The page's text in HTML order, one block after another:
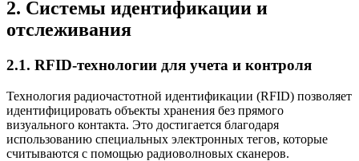
2. Системы идентификации и
отслеживания
2.1. RFID-технологии для учета и контроля
Технология радиочастотной идентификации (RFID) позволяет
идентифицировать объекты хранения без прямого
визуального контакта. Это достигается благодаря
использованию специальных электронных тегов, которые
считываются с помощью радиоволновых сканеров.